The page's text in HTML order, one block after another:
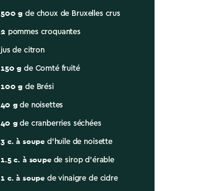
500 g de choux de Bruxelles crus
2 pommes croquantes
jus de citron
150 g de Comté fruité
100 g de Brési
40 gde noisettes
40 g de cranberries séchées
3c. à soupe d'huile de noisette
1.5c. à soupe de sirop d'érable
1c. à soupe de vinaigre de cidre